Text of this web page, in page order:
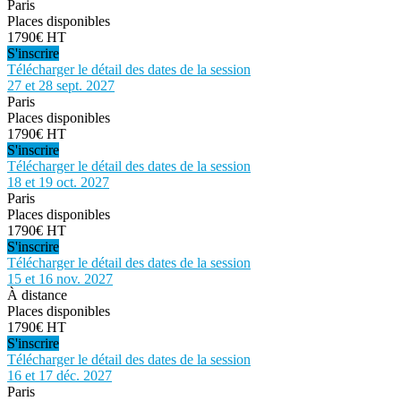
Paris
Places disponibles
1790€ HT
S'inscrire
Télécharger le détail des dates de la session
27 et 28 sept. 2027
Paris
Places disponibles
1790€ HT
S'inscrire
Télécharger le détail des dates de la session
18 et 19 oct. 2027
Paris
Places disponibles
1790€ HT
S'inscrire
Télécharger le détail des dates de la session
15 et 16 nov. 2027
À distance
Places disponibles
1790€ HT
S'inscrire
Télécharger le détail des dates de la session
16 et 17 déc. 2027
Paris